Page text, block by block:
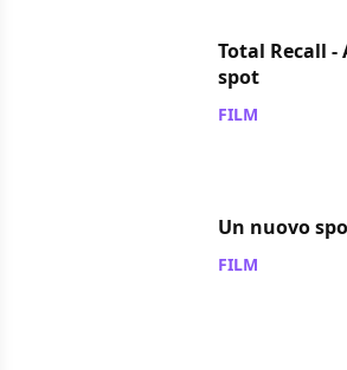
Total Recall -
spot
FILM
Un nuovo
FILM